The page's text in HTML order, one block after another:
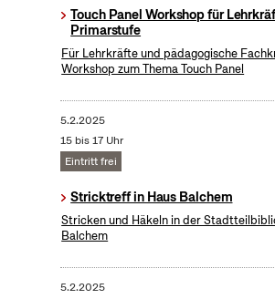
Touch Panel Workshop für
Primarstufe
Für Lehrkräfte und pädagogische
Workshop zum Thema Touch Panel
5.2.2025
15 bis 17 Uhr
Eintritt frei
Stricktreff in Haus Balchem
Stricken und Häkeln in der
Balchem
5.2.2025